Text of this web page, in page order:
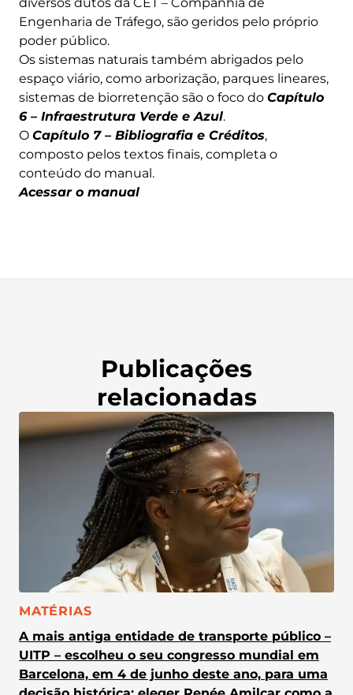
diversos dutos da CET – Companhia de
Engenharia de Tráfego, são geridos pelo próprio
poder público.
Os sistemas naturais também abrigados pelo
espaço viário, como arborização, parques lineares,
sistemas de biorretenção são o foco do Capítulo
6 – Infraestrutura Verde e Azul.
O Capítulo 7 – Bibliografia e Créditos,
composto pelos textos finais, completa o
conteúdo do manual.
Acessar o manual
Publicações
relacionadas
CATEGORIA:
MATÉRIAS
A mais antiga entidade de transporte público –
UITP – escolheu o seu congresso mundial em
Barcelona, em 4 de junho deste ano, para uma